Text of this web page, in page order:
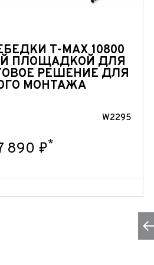
T-MAX 10800
ПЛОЩАДКОЙ ДЛЯ
РЕШЕНИЕ ДЛЯ
МОНТАЖА
W2295
890 ₽*
Тема
Для
Ваш
Год